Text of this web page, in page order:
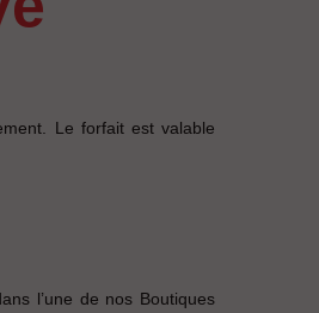
Le forfait est valable
l’une de nos Boutiques